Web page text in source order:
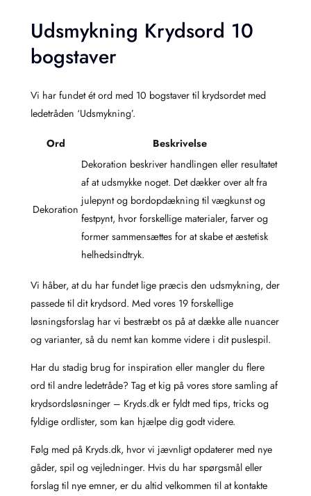
Udsmykning Krydsord 10
bogstaver
Vi har fundet ét ord med 10 bogstaver til krydsordet med
ledetråden ‘Udsmykning’.
Ord Beskrivelse
Dekoration
Dekoration beskriver handlingen eller resultatet
af at udsmykke noget. Det dækker over alt fra
julepynt og bordopdækning til vægkunst og
festpynt, hvor forskellige materialer, farver og
former sammensættes for at skabe et æstetisk
helhedsindtryk.
Vi håber, at du har fundet lige præcis den udsmykning, der
passede til dit krydsord. Med vores 19 forskellige
løsningsforslag har vi bestræbt os på at dække alle nuancer
og varianter, så du nemt kan komme videre i dit puslespil.
Har du stadig brug for inspiration eller mangler du flere
ord til andre ledetråde? Tag et kig på vores store samling af
krydsordsløsninger – Kryds.dk er fyldt med tips, tricks og
fyldige ordlister, som kan hjælpe dig godt videre.
Følg med på Kryds.dk, hvor vi jævnligt opdaterer med nye
gåder, spil og vejledninger. Hvis du har spørgsmål eller
forslag til nye emner, er du altid velkommen til at kontakte